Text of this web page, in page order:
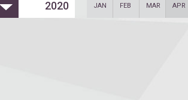
2020 JAN FEB MAR APR